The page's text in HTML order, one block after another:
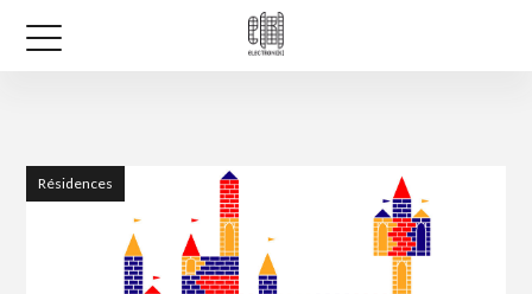
Résidences